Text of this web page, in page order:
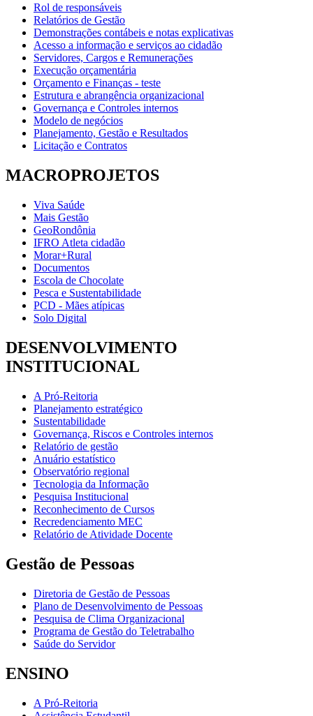
Rol de responsáveis
Relatórios de Gestão
Demonstrações contábeis e notas explicativas
Acesso a informação e serviços ao cidadão
Servidores, Cargos e Remunerações
Execução orçamentária
Orçamento e Finanças - teste
Estrutura e abrangência organizacional
Governança e Controles internos
Modelo de negócios
Planejamento, Gestão e Resultados
Licitação e Contratos
MACROPROJETOS
Viva Saúde
Mais Gestão
GeoRondônia
IFRO Atleta cidadão
Morar+Rural
Documentos
Escola de Chocolate
Pesca e Sustentabilidade
PCD - Mães atípicas
Solo Digital
DESENVOLVIMENTO
INSTITUCIONAL
A Pró-Reitoria
Planejamento estratégico
Sustentabilidade
Governança, Riscos e Controles internos
Relatório de gestão
Anuário estatístico
Observatório regional
Tecnologia da Informação
Pesquisa Institucional
Reconhecimento de Cursos
Recredenciamento MEC
Relatório de Atividade Docente
Gestão de Pessoas
Diretoria de Gestão de Pessoas
Plano de Desenvolvimento de Pessoas
Pesquisa de Clima Organizacional
Programa de Gestão do Teletrabalho
Saúde do Servidor
ENSINO
A Pró-Reitoria